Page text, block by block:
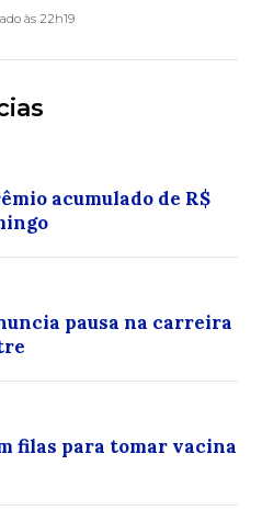
às 22h19
acumulado de R$
pausa na carreira
filas para tomar vacina